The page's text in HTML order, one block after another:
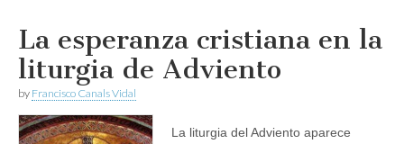
La esperanza cristiana en la
liturgia de Adviento
by Francisco Canals Vidal
La liturgia del Adviento aparece